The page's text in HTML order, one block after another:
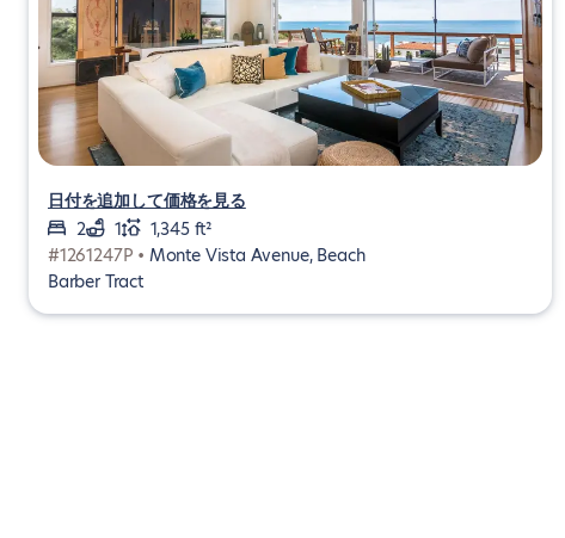
日付を追加して価格を見る
2
1
1,345 ft²
#1261247P • Monte Vista Avenue, Beach
Barber Tract